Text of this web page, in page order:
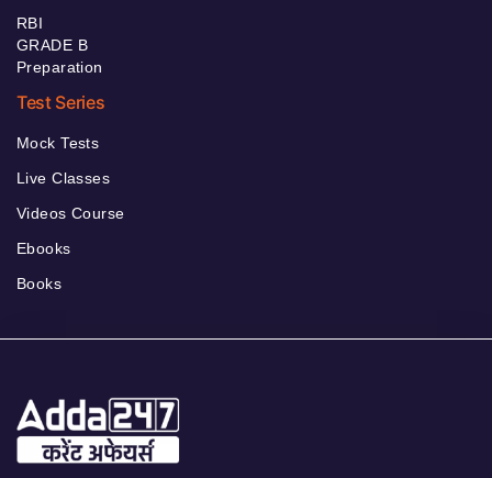
RBI
GRADE B
Preparation
Test Series
Mock Tests
Live Classes
Videos Course
Ebooks
Books